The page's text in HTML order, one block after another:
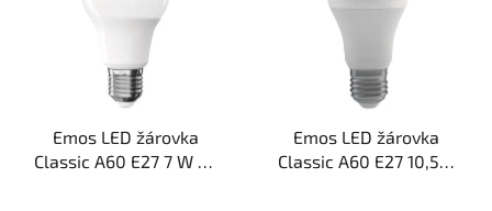
Emos LED žárovka
Classic A60 E27 7 W 60
Emos LED žárovka
Classic A60 E27 10,5W